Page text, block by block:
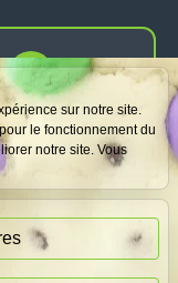
sur notre site.
le fonctionnement du
notre site. Vous
prix
garantis